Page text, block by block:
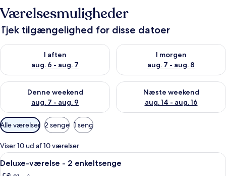
Værelsesmuligheder
Tjek tilgængelighed for disse datoer
I aften
aug. 6 - aug. 7
Tjek tilgængelighed for i aften aug. 6 - aug. 7
I morgen
aug. 7 - aug. 8
Tjek tilgængelighed for i
Denne weekend
aug. 7 - aug. 9
Tjek tilgængelighed for denne weekend aug. 7 - aug. 9
Næste weekend
aug. 14 - aug. 16
Tjek tilgængelighed for næste
Tilgængelige
filtre
for
værelser
Alle værelser 2 senge 1 seng
Viser 10 ud af 10 værelser
Indlæs
alle
Et hotelværelse med en stor seng,
9
Deluxe-værelse - 2 enkeltsenge